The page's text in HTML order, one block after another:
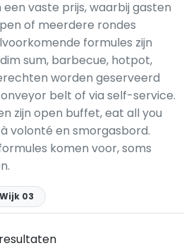
vaste prijs, waarbij gasten
of meerdere rondes
formules zijn
sum, barbecue, hotpot,
worden geserveerd
belt of via self-service.
zijn open buffet, eat all you
volonté en smorgasbord.
komen voor, soms
Wijk 03
resultaten